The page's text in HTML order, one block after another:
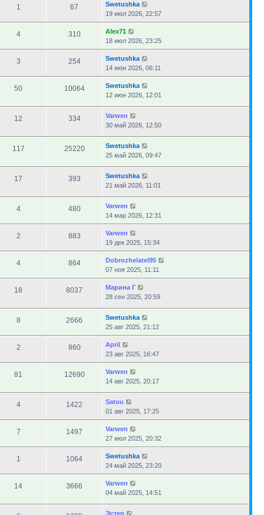
1 67
Swetushka
19 июл 2026, 22:57
4 310
Alex71
18 июл 2026, 23:25
3 254
Swetushka
14 июн 2026, 06:11
50 10064
Swetushka
12 июн 2026, 12:01
12 334
Varwen
30 май 2026, 12:50
117 25220
Swetushka
25 май 2026, 09:47
17 393
Swetushka
21 май 2026, 11:01
4 480
Varwen
14 мар 2026, 12:31
2 883
Varwen
19 дек 2025, 15:34
4 864
Dobrozhelatel95
07 ноя 2025, 11:11
18 8037
Марина Г
28 сен 2025, 20:59
8 2666
Swetushka
25 авг 2025, 21:12
2 860
April
23 авг 2025, 16:47
81 12690
Varwen
14 авг 2025, 20:17
4 1422
Satou
01 авг 2025, 17:25
7 1497
Varwen
27 июл 2025, 20:32
1 1064
Swetushka
24 май 2025, 23:20
14 3666
Varwen
04 май 2025, 14:51
Эстер